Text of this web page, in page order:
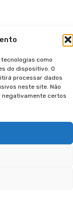
como
do dispositivo. O
processar dados
neste site. Não
certos